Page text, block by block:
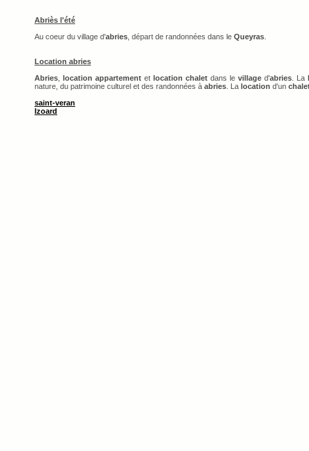
Abriès l'été
Au coeur du village d'abries , départ de randonnées dans le Queyras
Location abries
Abries ,location appartement etlocation chalet dans levillage d'abries . La
nature, du patrimoine culturel et des randonnées à abries . La location d'un
saint-veran
Izoard